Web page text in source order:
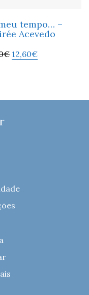
tempo… –
Acevedo
€ 12,60€